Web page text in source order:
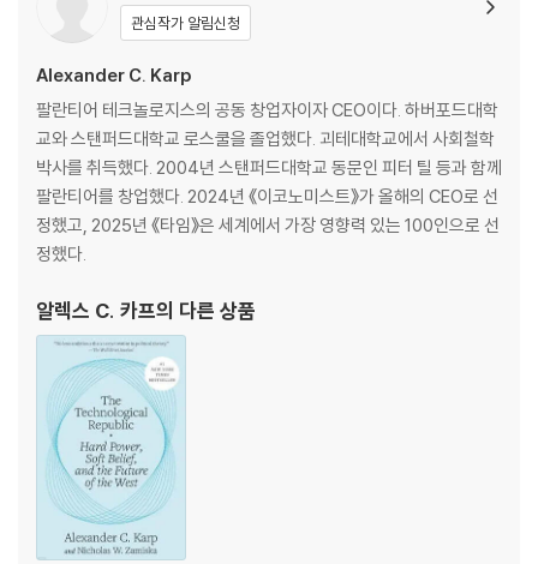
Our most brilliant engineering minds once collaborated with g
overnment to advance world-changing technologies. Their ef
forts secured the West’s dominant place in the geopolitical or
der. But that relationship has now eroded, with perilous reperc
ussions.
ential of technology. Engineers and founders build photo-shar
ing apps and marketing algorithms, unwittingly becoming ves
sels for the ambitions of others. This complacency has sprea
d into academia, politics, and the boardroom. The result? An e
ntire generation for whom the narrow-minded pursuit of the d
emands of a late capitalist economy has become their calling.
In this groundbreaking treatise, Palantir co-founder and CEO A
lexander C. Karp and Nicholas W. Zamiska offer a searing critiq
관심작가 알림신청
Alexander C. Karp
팔란티어 테크놀로지스의 공동 창업자이자 CEO이다. 하버포드대학
교와 스탠퍼드대학교 로스쿨을 졸업했다. 괴테대학교에서 사회철학
박사를 취득했다. 2004년 스탠퍼드대학교 동문인 피터 틸 등과 함께
팔란티어를 창업했다. 2024년 《이코노미스트》가 올해의 CEO로 선
정했고, 2025년 《타임》은 세계에서 가장 영향력 있는 100인으로 선
정했다.
알렉스 C. 카프의 다른 상품